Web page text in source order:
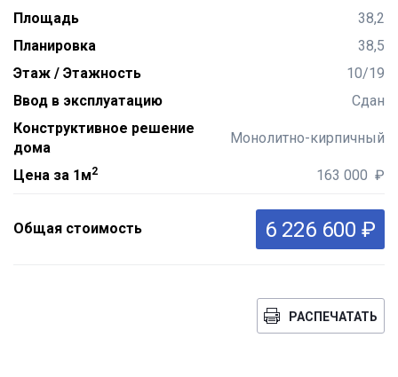
Площадь
38,2
Планировка
38,5
Этаж / Этажность
10/19
Ввод в эксплуатацию
Сдан
Конструктивное решение
дома
Монолитно-кирпичный
Цена за 1м2 163 000 ₽
Общая стоимость 6 226 600 ₽
РАСПЕЧАТАТЬ